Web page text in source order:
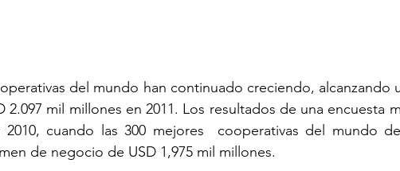
del mundo han continuado creciendo, alcanzando
2.097 mil millones en 2011. Los resultados de una encuesta
cuando las 300 mejores  cooperativas del mundo
de negocio de USD 1,975 mil millones.